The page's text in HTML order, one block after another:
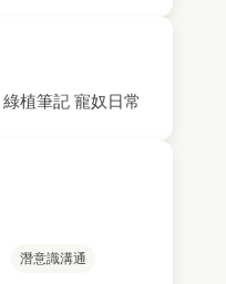
綠植筆記 寵奴日常
潛意識溝通